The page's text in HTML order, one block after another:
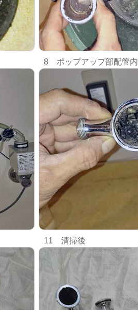
8 ポップアップ部配管内
11 清掃後